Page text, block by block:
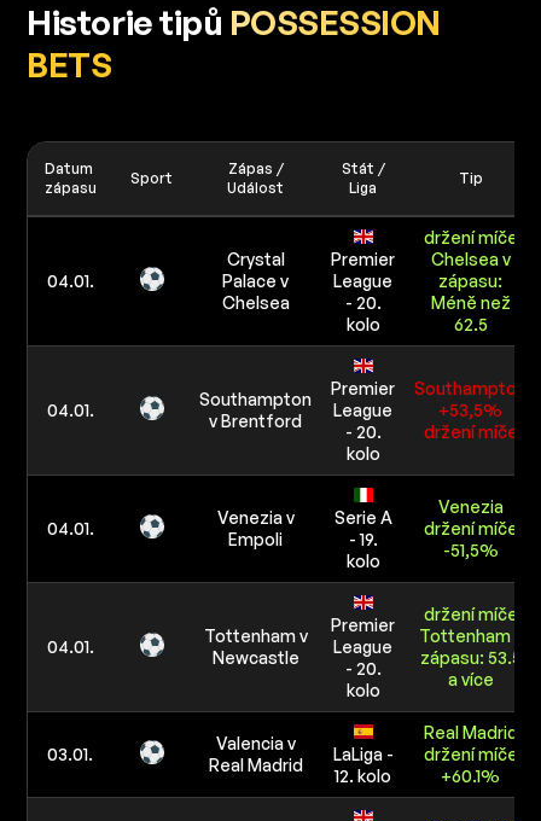
Historie tipů POSSESSION
BETS
Datum
zápasu
Sport
Zápas /
Událost
Stát /
Liga
Tip
04.01.
Crystal
Palace v
Chelsea
Premier
League
- 20.
kolo
držení míče
Chelsea v
zápasu:
Méně než
62.5
04.01.
Southampton
v Brentford
Premier
League
- 20.
kolo
Southampton
+53,5%
držení míče
04.01.
Venezia v
Empoli
Serie A
- 19.
kolo
Venezia
držení míče
-51,5%
04.01.
Tottenham v
Newcastle
Premier
League
- 20.
kolo
držení míče
Tottenham v
zápasu: 53.5
a více
03.01.
Valencia v
Real Madrid
LaLiga -
12. kolo
Real Madrid
držení míče
+60.1%